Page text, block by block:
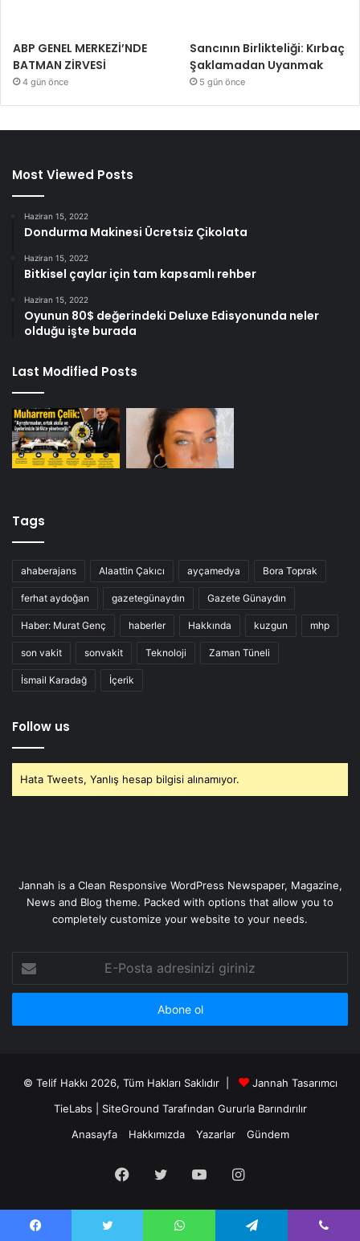
ABP GENEL MERKEZİ’NDE
BATMAN ZİRVESİ
4 gün önce
Sancının Birlikteliği: Kırbaç
Şaklamadan Uyanmak
5 gün önce
Most Viewed Posts
Haziran 15, 2022
Dondurma Makinesi Ücretsiz Çikolata
Haziran 15, 2022
Bitkisel çaylar için tam kapsamlı rehber
Haziran 15, 2022
Oyunun 80$ değerindeki Deluxe Edisyonunda neler
olduğu işte burada
Last Modified Posts
Tags
ahaberajans Alaattin Çakıcı ayçamedya Bora Toprak
ferhat aydoğan gazetegünaydın Gazete Günaydın
Haber: Murat Genç haberler Hakkında kuzgun mhp
son vakit sonvakit Teknoloji Zaman Tüneli
İsmail Karadağ İçerik
Follow us
Hata Tweets, Yanlış hesap bilgisi alınamıyor.
Jannah is a Clean Responsive WordPress Newspaper, Magazine,
News and Blog theme. Packed with options that allow you to
completely customize your website to your needs.
Posta
adresinizi
© Telif Hakkı 2026, Tüm Hakları Saklıdır |
Jannah Tasarımcı
TieLabs
SiteGround Tarafından Gururla Barındırılır
Anasayfa
Hakkımızda Yazarlar Gündem
Facebook
Twitter YouTubeInstagram